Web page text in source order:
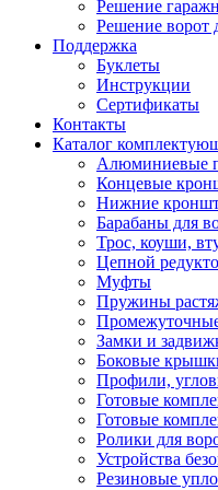
Решение
Решение ворот
Поддержка
Буклеты
Инструкции
Сертификаты
Контакты
Каталог
Алюминиевые
Концевые
Нижние
Барабаны для
Трос, коуши,
Цепной
Муфты
Пружины
Замки и
Боковые
Профили,
Готовые
Готовые
Ролики для
Устройства
Резиновые